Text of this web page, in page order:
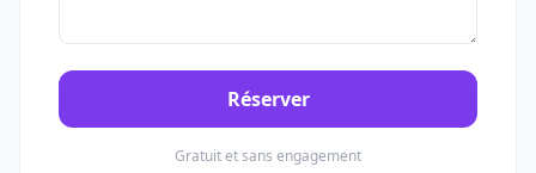
Réserver
Gratuit et sans engagement